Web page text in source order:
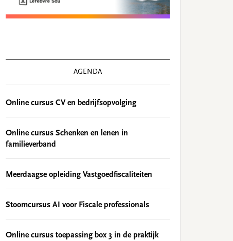
AGENDA
Online cursus CV en bedrijfsopvolging
Online cursus Schenken en lenen in
familieverband
Meerdaagse opleiding Vastgoedfiscaliteiten
Stoomcursus AI voor Fiscale professionals
Online cursus toepassing box 3 in de praktijk